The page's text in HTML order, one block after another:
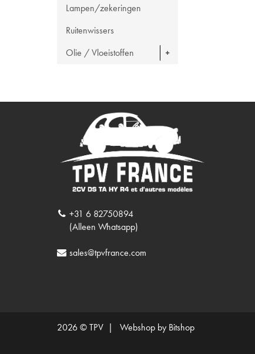
Lampen/zekeringen
Ruitenwissers
Olie / Vloeistoffen
+31 6 82750894
(Alleen Whatsapp)
sales@tpvfrance.com
2026 © TPV | Webshop by Bitshop